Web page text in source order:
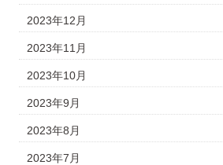
2023年12月
2023年11月
2023年10月
2023年9月
2023年8月
2023年7月